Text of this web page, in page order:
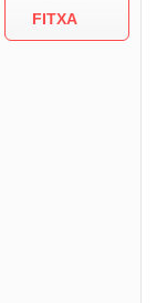
FITXA